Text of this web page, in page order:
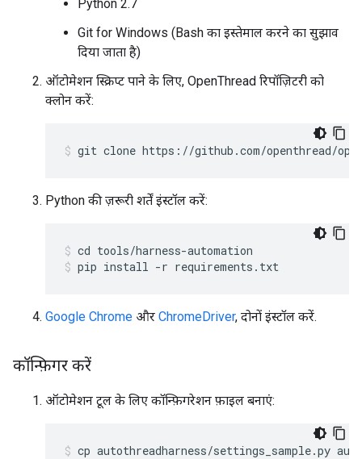
Python 2.7
Git for Windows (Bash का इस्तेमाल करने का सुझाव
दिया जाता है)
ऑटोमेशन स्क्रिप्ट पाने के लिए, OpenThread रिपॉज़िटरी को
क्लोन करें:
git clone https://github.com/openthread/
Python की ज़रूरी शर्तें इंस्टॉल करें:
cd tools/harness-automation
pip install -r requirements.txt
Google Chrome और ChromeDriver, दोनों इंस्टॉल करें.
कॉन्फ़िगर करें
ऑटोमेशन टूल के लिए कॉन्फ़िगरेशन फ़ाइल बनाएं:
cp autothreadharness/settings_sample.py